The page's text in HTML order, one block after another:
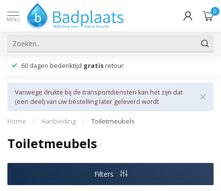
MENU
0
60 dagen bedenktijd gratis retour
Vanwege drukte bij de transportdiensten kan het zijn dat
(een deel) van uw bestelling later geleverd wordt
Home / Aanbieding / Toiletmeubels
Toiletmeubels
Filters